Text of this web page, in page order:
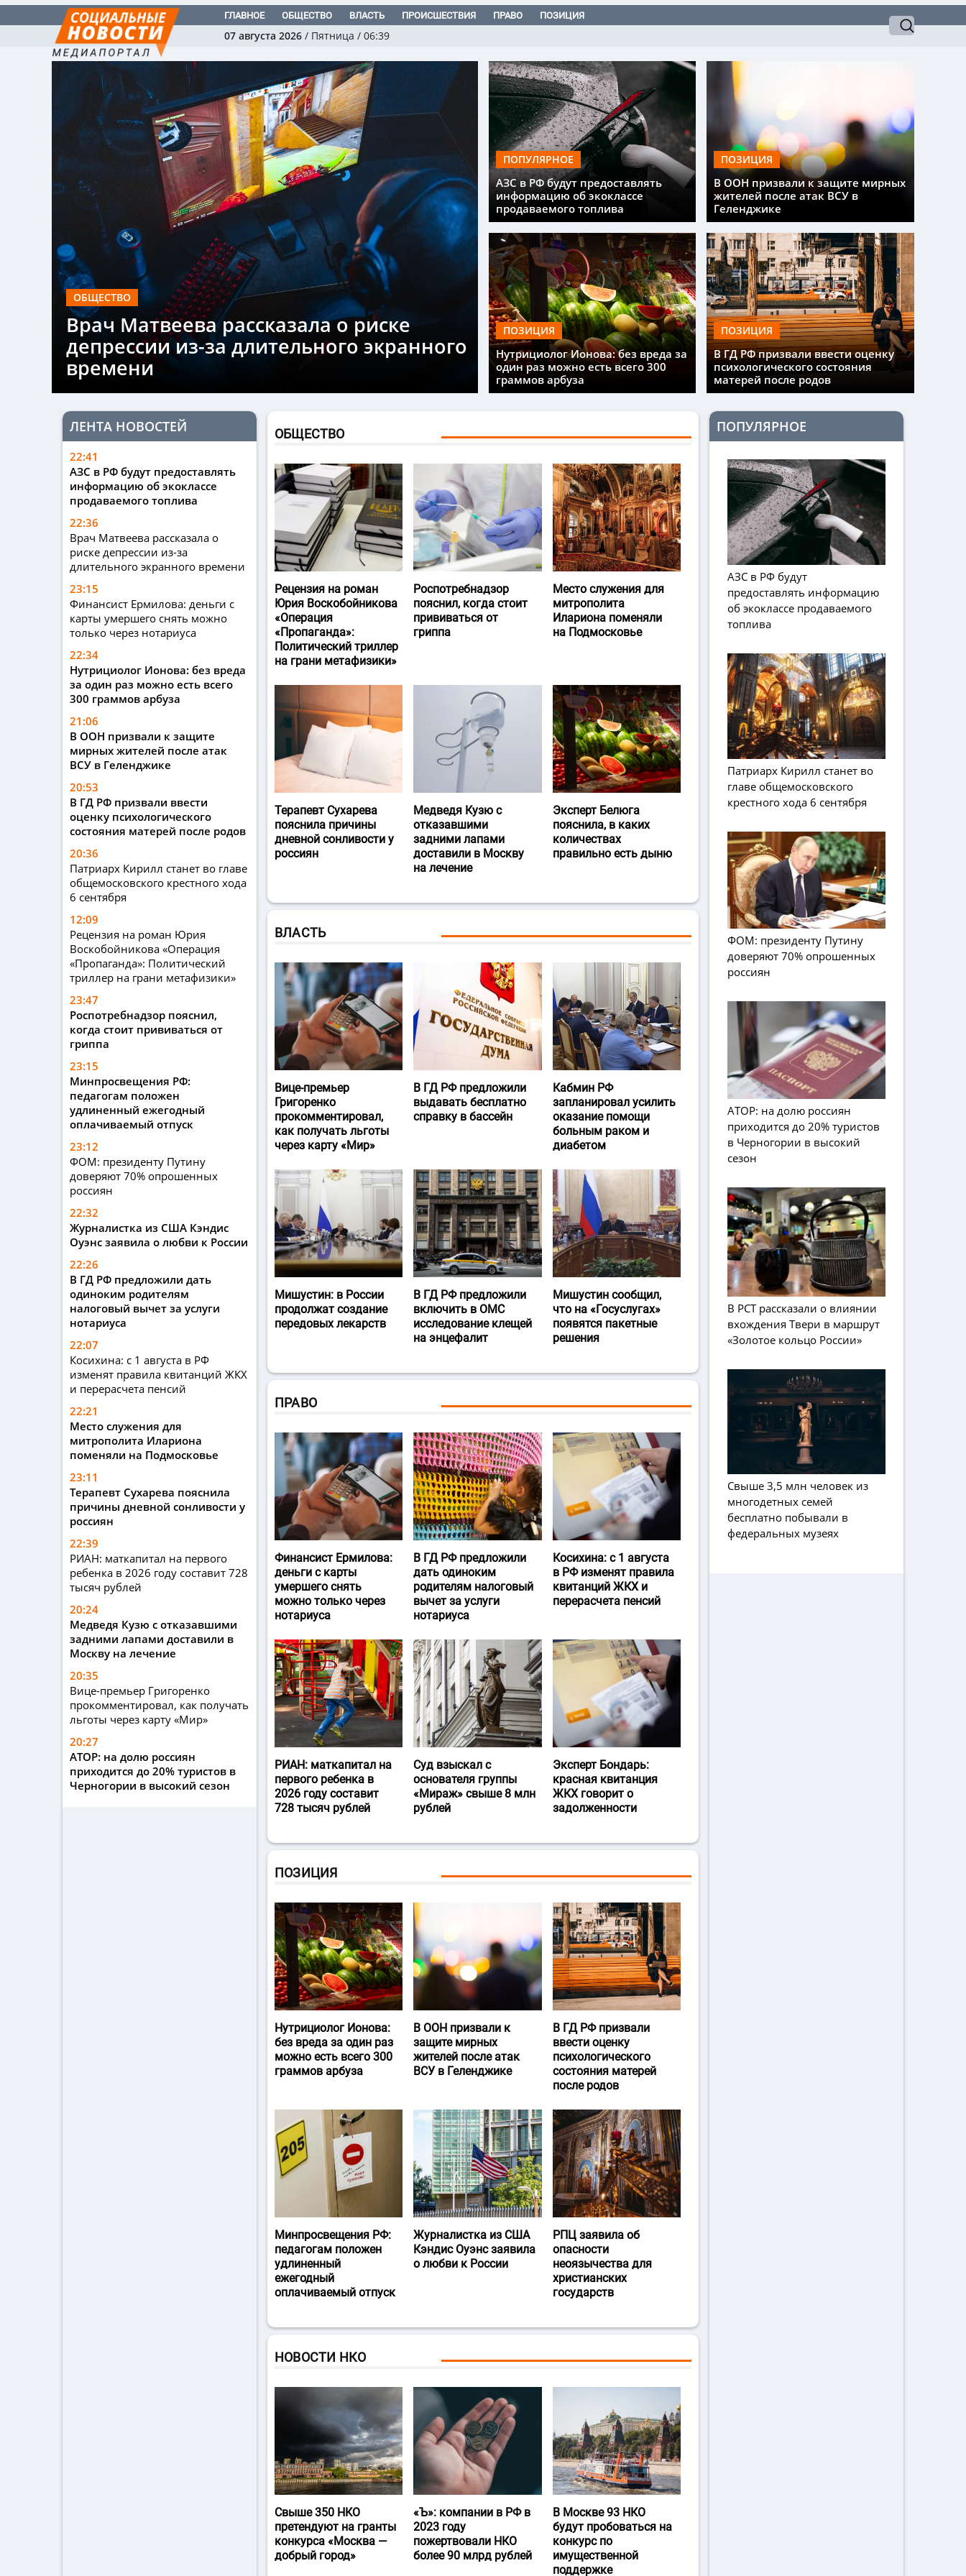
ГЛАВНОЕ ОБЩЕСТВО ВЛАСТЬ ПРОИСШЕСТВИЯ ПРАВО ПОЗИЦИЯ
07 августа 2026 / Пятница / 06:39
ОБЩЕСТВО
Врач Матвеева рассказала о риске
депрессии из-за длительного экранного
времени
ПОПУЛЯРНОЕ
АЗС в РФ будут предоставлять
информацию об экоклассе
продаваемого топлива
ПОЗИЦИЯ
Нутрициолог Ионова: без вреда за
один раз можно есть всего 300
граммов арбуза
ПОЗИЦИЯ
В ООН призвали к защите мирных
жителей после атак ВСУ в
Геленджике
ПОЗИЦИЯ
В ГД РФ призвали ввести оценку
психологического состояния
матерей после родов
ЛЕНТА НОВОСТЕЙ
22:41
АЗС в РФ будут предоставлять
информацию об экоклассе
продаваемого топлива
22:36
Врач Матвеева рассказала о
риске депрессии из-за
длительного экранного времени
23:15
Финансист Ермилова: деньги с
карты умершего снять можно
только через нотариуса
22:34
Нутрициолог Ионова: без вреда
за один раз можно есть всего
300 граммов арбуза
21:06
В ООН призвали к защите
мирных жителей после атак
ВСУ в Геленджике
20:53
В ГД РФ призвали ввести
оценку психологического
состояния матерей после родов
20:36
Патриарх Кирилл станет во главе
общемосковского крестного хода
6 сентября
12:09
Рецензия на роман Юрия
Воскобойникова «Операция
«Пропаганда»: Политический
триллер на грани метафизики»
23:47
Роспотребнадзор пояснил,
когда стоит прививаться от
гриппа
23:15
Минпросвещения РФ:
педагогам положен
удлиненный ежегодный
оплачиваемый отпуск
23:12
ФОМ: президенту Путину
доверяют 70% опрошенных
россиян
22:32
Журналистка из США Кэндис
Оуэнс заявила о любви к России
22:26
В ГД РФ предложили дать
одиноким родителям
налоговый вычет за услуги
нотариуса
22:07
Косихина: с 1 августа в РФ
изменят правила квитанций ЖКХ
и перерасчета пенсий
22:21
Место служения для
митрополита Илариона
поменяли на Подмосковье
23:11
Терапевт Сухарева пояснила
причины дневной сонливости у
россиян
22:39
РИАН: маткапитал на первого
ребенка в 2026 году составит 728
тысяч рублей
20:24
Медведя Кузю с отказавшими
задними лапами доставили в
Москву на лечение
20:35
Вице-премьер Григоренко
прокомментировал, как получать
льготы через карту «Мир»
20:27
АТОР: на долю россиян
приходится до 20% туристов в
Черногории в высокий сезон
ОБЩЕСТВО
Рецензия на роман
Юрия Воскобойникова
«Операция
«Пропаганда»:
Политический триллер
на грани метафизики»
Роспотребнадзор
пояснил, когда стоит
прививаться от
гриппа
Место служения для
митрополита
Илариона поменяли
на Подмосковье
Терапевт Сухарева
пояснила причины
дневной сонливости у
россиян
Медведя Кузю с
отказавшими
задними лапами
доставили в Москву
на лечение
Эксперт Белюга
пояснила, в каких
количествах
правильно есть дыню
ВЛАСТЬ
Вице-премьер
Григоренко
прокомментировал,
как получать льготы
через карту «Мир»
В ГД РФ предложили
выдавать бесплатно
справку в бассейн
Кабмин РФ
запланировал усилить
оказание помощи
больным раком и
диабетом
Мишустин: в России
продолжат создание
передовых лекарств
В ГД РФ предложили
включить в ОМС
исследование клещей
на энцефалит
Мишустин сообщил,
что на «Госуслугах»
появятся пакетные
решения
ПРАВО
Финансист Ермилова:
деньги с карты
умершего снять
можно только через
нотариуса
В ГД РФ предложили
дать одиноким
родителям налоговый
вычет за услуги
нотариуса
Косихина: с 1 августа
в РФ изменят правила
квитанций ЖКХ и
перерасчета пенсий
РИАН: маткапитал на
первого ребенка в
2026 году составит
728 тысяч рублей
Суд взыскал с
основателя группы
«Мираж» свыше 8 млн
рублей
Эксперт Бондарь:
красная квитанция
ЖКХ говорит о
задолженности
ПОЗИЦИЯ
Нутрициолог Ионова:
без вреда за один раз
можно есть всего 300
граммов арбуза
В ООН призвали к
защите мирных
жителей после атак
ВСУ в Геленджике
В ГД РФ призвали
ввести оценку
психологического
состояния матерей
после родов
Минпросвещения РФ:
педагогам положен
удлиненный
ежегодный
оплачиваемый отпуск
Журналистка из США
Кэндис Оуэнс заявила
о любви к России
РПЦ заявила об
опасности
неоязычества для
христианских
государств
НОВОСТИ НКО
Свыше 350 НКО
претендуют на гранты
конкурса «Москва —
добрый город»
«Ъ‎»: компании в РФ в
2023 году
пожертвовали НКО
более 90 млрд рублей
В Москве 93 НКО
будут пробоваться на
конкурс по
имущественной
поддержке
ПОПУЛЯРНОЕ
АЗС в РФ будут
предоставлять информацию
об экоклассе продаваемого
топлива
Патриарх Кирилл станет во
главе общемосковского
крестного хода 6 сентября
ФОМ: президенту Путину
доверяют 70% опрошенных
россиян
АТОР: на долю россиян
приходится до 20% туристов
в Черногории в высокий
сезон
В РСТ рассказали о влиянии
вхождения Твери в маршрут
«Золотое кольцо России»
Свыше 3,5 млн человек из
многодетных семей
бесплатно побывали в
федеральных музеях